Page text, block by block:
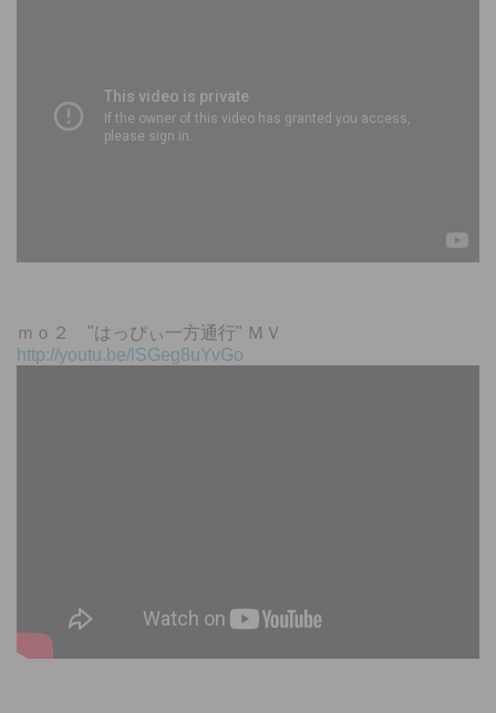
ｍｏ２ "はっぴぃ一方通行" ＭＶ
http://youtu.be/lSGeg8uYvGo